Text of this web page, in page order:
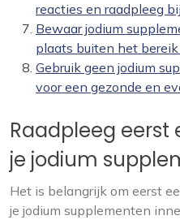
reacties en raadpleeg
Bewaar jodium
plaats buiten het
Gebruik geen jodium
voor een gezonde en
Raadpleeg eerst
je jodium
Het is belangrijk om eerst
je jodium supplementen